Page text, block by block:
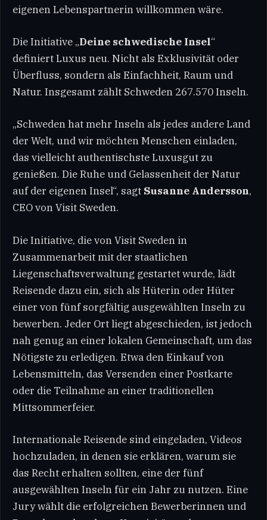
eigenen Lebenspartnerin willkommen wäre.
Die Initiative „Deine schwedische Insel“
definiert Luxus neu. Nicht als Exklusivität oder
Überfluss, sondern als Einfachheit, Raum und
Natur. Insgesamt zählt Schweden 267.570 Inseln.
„Schweden hat mehr Inseln als jedes andere Land
der Welt, und wir möchten Menschen einladen,
das vielleicht authentischste Luxusgut zu
genießen. Die Ruhe und Gelassenheit der Natur
auf der eigenen Insel“, sagt Susanne Andersson,
CEO von Visit Sweden.
Die Initiative, die von Visit Sweden in
Zusammenarbeit mit der staatlichen
Liegenschaftsverwaltung gestartet wurde, lädt
Reisende dazu ein, sich als Hüterin oder Hüter
einer von fünf sorgfältig ausgewählten Inseln zu
bewerben. Jeder Ort liegt abgeschieden, ist jedoch
nah genug an einer lokalen Gemeinschaft, um das
Nötigste zu erledigen. Etwa den Einkauf von
Lebensmitteln, das Versenden einer Postkarte
oder die Teilnahme an einer traditionellen
Mittsommerfeier.
Internationale Reisende sind eingeladen, Videos
hochzuladen, in denen sie erklären, warum sie
das Recht erhalten sollten, eine der fünf
ausgewählten Inseln für ein Jahr zu nutzen. Eine
Jury wählt die erfolgreichen Bewerberinnen und